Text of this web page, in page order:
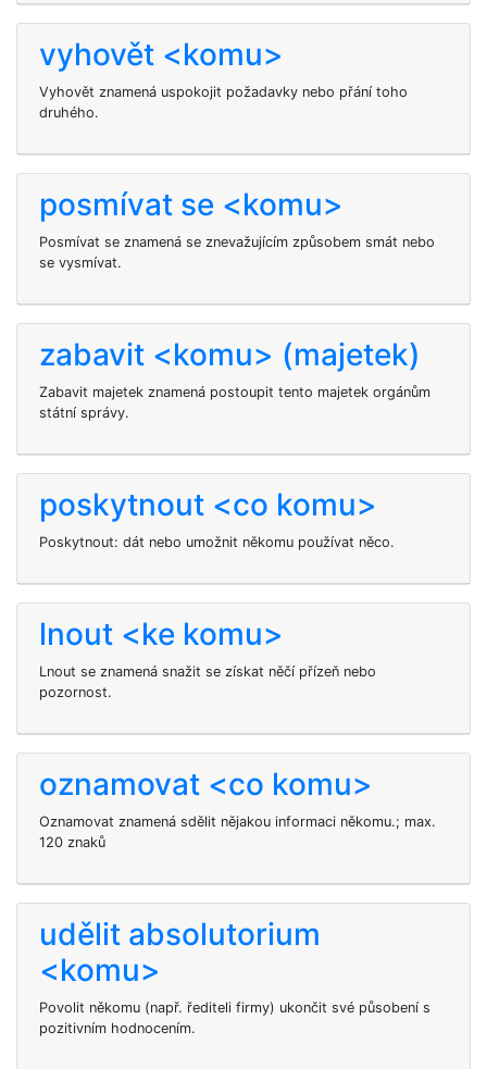
vyhovět <komu>
Vyhovět znamená uspokojit požadavky nebo přání toho
druhého.
posmívat se <komu>
Posmívat se znamená se znevažujícím způsobem smát nebo
se vysmívat.
zabavit <komu> (majetek)
Zabavit majetek znamená postoupit tento majetek orgánům
státní správy.
poskytnout <co komu>
Poskytnout: dát nebo umožnit někomu používat něco.
lnout <ke komu>
Lnout se znamená snažit se získat něčí přízeň nebo
pozornost.
oznamovat <co komu>
Oznamovat znamená sdělit nějakou informaci někomu.; max.
120 znaků
udělit absolutorium
<komu>
Povolit někomu (např. řediteli firmy) ukončit své působení s
pozitivním hodnocením.